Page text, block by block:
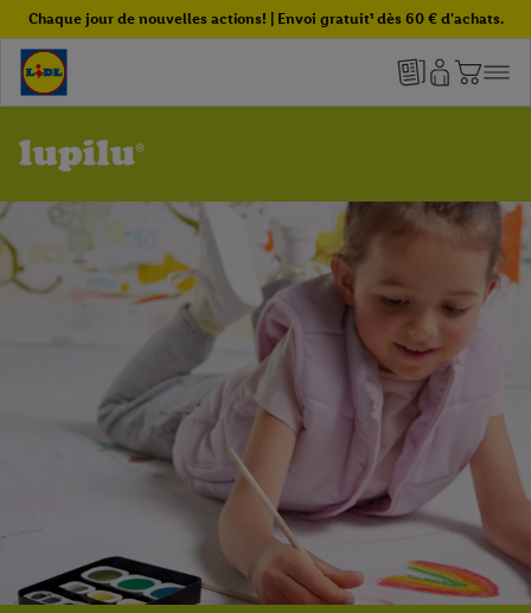
Chaque jour de nouvelles actions! | Envoi gratuit¹ dès 60 € d'achats.